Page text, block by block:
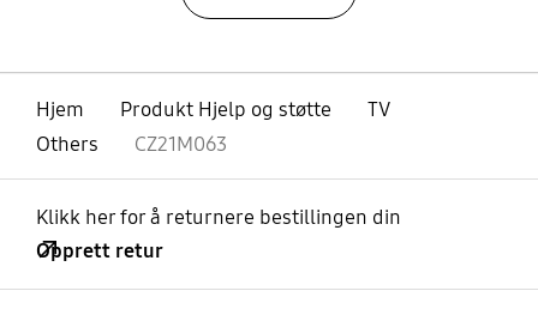
Hjem Produkt Hjelp og støtte
TV
Others
CZ21M063
Klikk her for å returnere bestillingen din
Opprett retur